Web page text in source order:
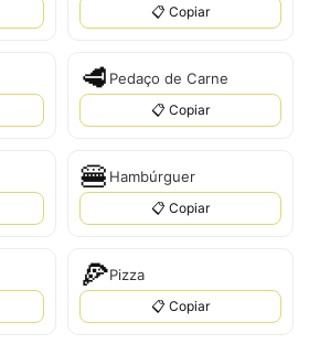
📋 Copiar
🥩 Pedaço de Carne
📋 Copiar
🍔 Hambúrguer
📋 Copiar
🍕Pizza
📋 Copiar